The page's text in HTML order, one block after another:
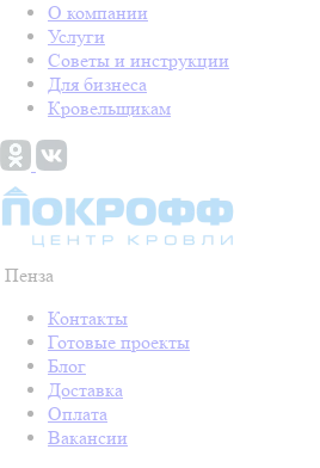
О компании
Услуги
Советы и инструкции
Для бизнеса
Кровельщикам
Пенза
Контакты
Готовые проекты
Блог
Доставка
Оплата
Вакансии